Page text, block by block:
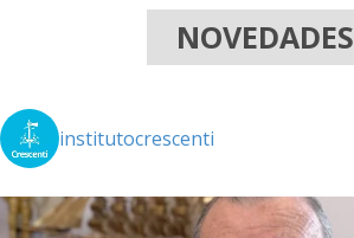
NOVEDADES
institutocrescenti